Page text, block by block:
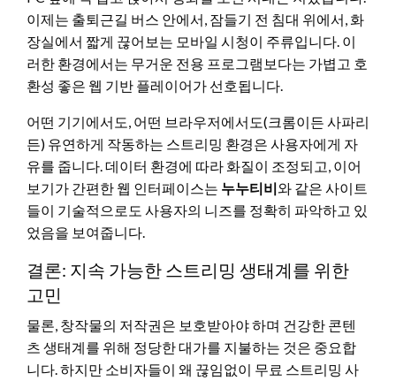
이제는 출퇴근길 버스 안에서, 잠들기 전 침대 위에서, 화
장실에서 짧게 끊어보는 모바일 시청이 주류입니다. 이
러한 환경에서는 무거운 전용 프로그램보다는 가볍고 호
환성 좋은 웹 기반 플레이어가 선호됩니다.
어떤 기기에서도, 어떤 브라우저에서도(크롬이든 사파리
든) 유연하게 작동하는 스트리밍 환경은 사용자에게 자
유를 줍니다. 데이터 환경에 따라 화질이 조정되고, 이어
보기가 간편한 웹 인터페이스는 누누티비와 같은 사이트
들이 기술적으로도 사용자의 니즈를 정확히 파악하고 있
었음을 보여줍니다.
결론: 지속 가능한 스트리밍 생태계를 위한
고민
물론, 창작물의 저작권은 보호받아야 하며 건강한 콘텐
츠 생태계를 위해 정당한 대가를 지불하는 것은 중요합
니다. 하지만 소비자들이 왜 끊임없이 무료 스트리밍 사